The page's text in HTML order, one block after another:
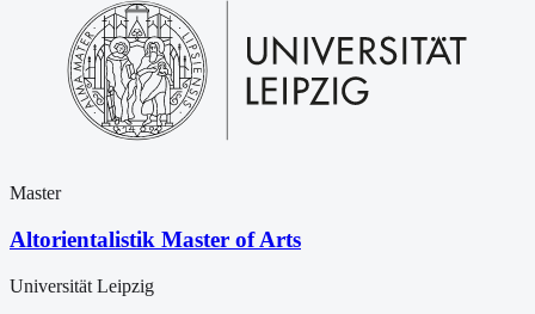
Master
Altorientalistik Master of Arts
Universität Leipzig